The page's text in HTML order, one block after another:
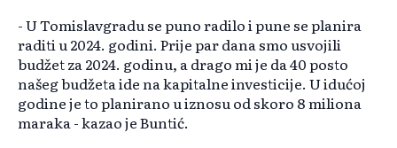
- U Tomislavgradu se puno radilo i pune se planira
raditi u 2024. godini. Prije par dana smo usvojili
budžet za 2024. godinu, a drago mi je da 40 posto
našeg budžeta ide na kapitalne investicije. U idućoj
godine je to planirano u iznosu od skoro 8 miliona
maraka - kazao je Buntić.